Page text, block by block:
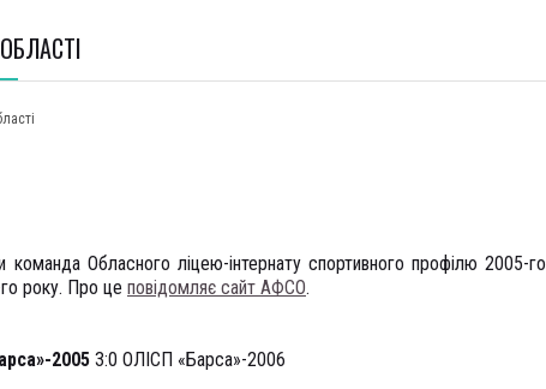
команда Обласного ліцею-інтернату спортивного профілю 2005-го
року. Про це повідомляє сайт АФСО.
2005 3:0 ОЛІСП «Барса»-2006